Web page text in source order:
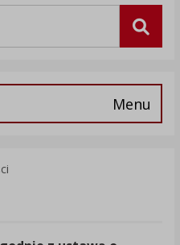
Menu